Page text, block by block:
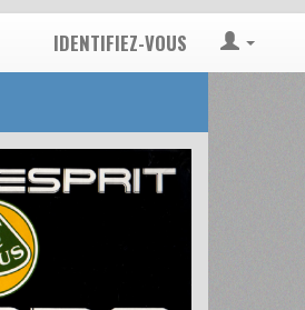
IDENTIFIEZ-VOUS